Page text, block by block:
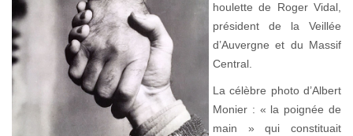
houlette de Roger Vidal,
président de la Veillée
d’Auvergne et du Massif
Central.
La célèbre photo d’Albert
Monier : « la poignée de
main » qui constituait